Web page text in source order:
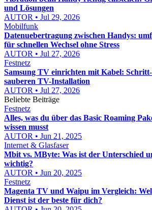
und Lösungen
AUTOR • Jul 29, 2026
Mobilfunk
Datenuebertragung zwischen Handys:
für schnellen Wechsel ohne Stress
AUTOR • Jul 27, 2026
Festnetz
Samsung TV einrichten mit Kabel:
sauberen TV-Installation
AUTOR • Jul 27, 2026
Beliebte Beiträge
Festnetz
Alles, was du über das Basic Roaming
wissen musst
AUTOR • Jun 21, 2025
Internet & Glasfaser
Mbit vs. MByte: Was ist der Unterschied
wichtig?
AUTOR • Jun 20, 2025
Festnetz
Magenta TV und Waipu im Vergleich:
Dienst ist der beste für dich?